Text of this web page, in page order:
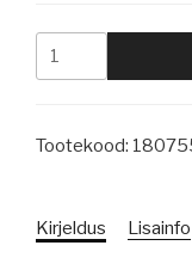
Tootekood:
Kirjeldus Lisainfo